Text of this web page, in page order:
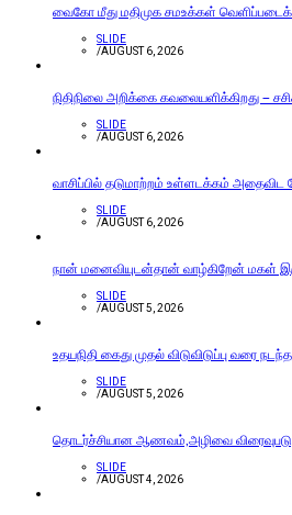
வைகோ மீது மதிமுக சமஉக்கள் வெளிப்படைக்
SLIDE
/AUGUST 6, 2026
நிதிநிலை அறிக்கை கவலையளிக்கிறது –
SLIDE
/AUGUST 6, 2026
வாசிப்பில் தடுமாற்றம் உள்ளடக்கம்
SLIDE
/AUGUST 6, 2026
நான் மனைவியுடன்தான் வாழ்கிறேன் மகள்
SLIDE
/AUGUST 5, 2026
உதயநிதி கைது முதல் விடுவிடுப்பு வரை
SLIDE
/AUGUST 5, 2026
தொடர்ச்சியான ஆணவம்,அழிவை
SLIDE
/AUGUST 4, 2026